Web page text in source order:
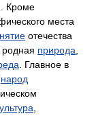
Кроме
места
отечества
природа
. Главное в
народ